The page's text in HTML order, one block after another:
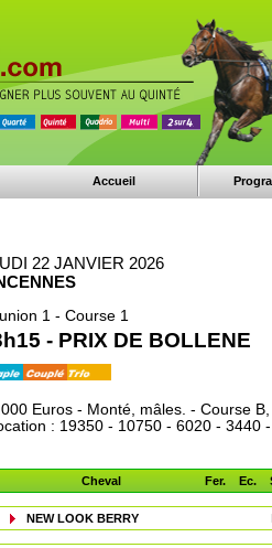
Accueil
22 JANVIER 2026
1 - Course 1
- PRIX DE BOLLENE
Euros - Monté, mâles. - Course
: 19350 - 10750 - 6020 - 3440
Cheval Fer. Ec.
NEW LOOK BERRY